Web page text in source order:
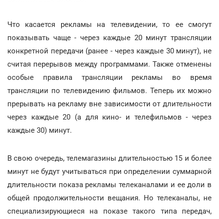
Что касается рекламы на телевидении, то ее смогут
показывать чаще - через каждые 20 минут трансляции
конкретной передачи (ранее - через каждые 30 минут), не
считая перерывов между программами. Также отменены
особые правила трансляции рекламы во время
трансляции по телевидению фильмов. Теперь их можно
прерывать на рекламу вне зависимости от длительности
через каждые 20 (а для кино- и телефильмов - через
каждые 30) минут.
В свою очередь, телемагазины длительностью 15 и более
минут не будут учитываться при определении суммарной
длительности показа рекламы телеканалами и ее доли в
общей продолжительности вещания. Но телеканалы, не
специализирующиеся на показе такого типа передач,